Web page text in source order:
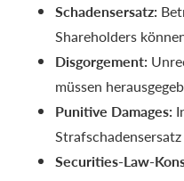
Schadensersatz:
Shareholders
Disgorgement:
müssen
Punitive Damages:
Securities-Law-